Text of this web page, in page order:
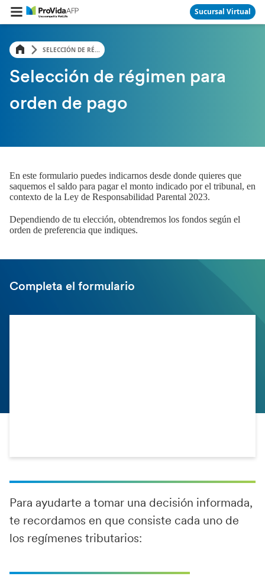
Sucursal Virtual
SELECCIÓN DE RÉ...
Selección de régimen para
orden de pago
En este formulario puedes indicarnos desde donde quieres que
saquemos el saldo para pagar el monto indicado por el tribunal, en
contexto de la Ley de Responsabilidad Parental 2023.
Dependiendo de tu elección, obtendremos los fondos según el
orden de preferencia que indiques.
Completa el formulario
Para ayudarte a tomar una decisión informada,
te recordamos en que consiste cada uno de
los regímenes tributarios: